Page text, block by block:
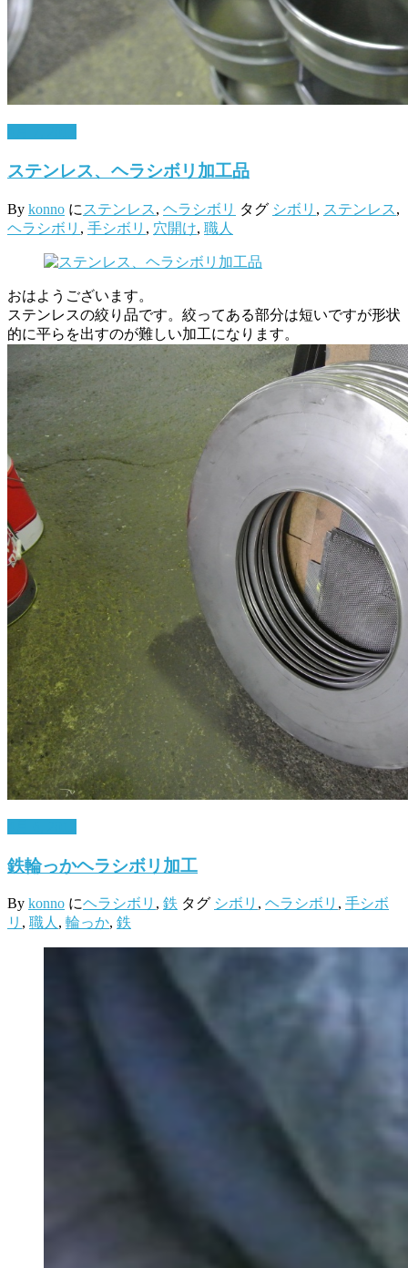
ステンレス、ヘラシボリ加工品
By konno に ステンレス, ヘラシボリ タグ シボリ , ステンレス,
ヘラシボリ , 手シボリ , 穴開け, 職人
おはようございます。
ステンレスの絞り品です。絞ってある部分は短いですが形状
的に平らを出すのが難しい加工になります。
鉄輪っかヘラシボリ加工
By konno にヘラシボリ , 鉄 タグ シボリ , ヘラシボリ , 手シボ
リ , 職人 , 輪っか, 鉄